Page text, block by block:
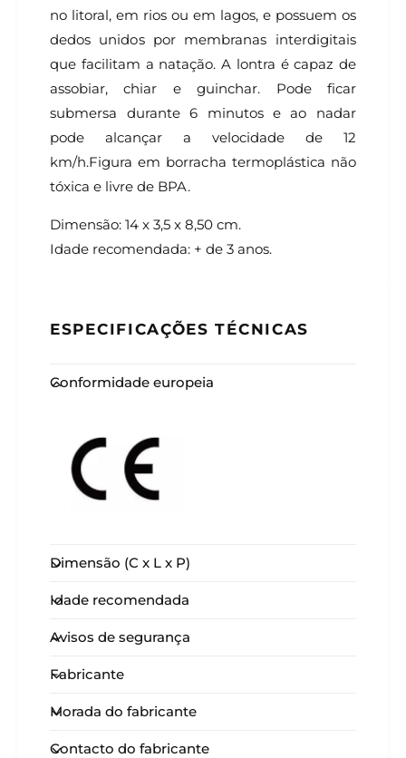
no litoral, em rios ou em lagos, e possuem os
dedos unidos por membranas interdigitais
que facilitam a natação. A lontra é capaz de
assobiar, chiar e guinchar. Pode ficar
submersa durante 6 minutos e ao nadar
pode alcançar a velocidade de 12
km/h.Figura em borracha termoplástica não
tóxica e livre de BPA.
Dimensão: 14 x 3,5 x 8,50 cm.
Idade recomendada: + de 3 anos.
ESPECIFICAÇÕES TÉCNICAS
Conformidade europeia
Dimensão (C x L x P)
Idade recomendada
Avisos de segurança
Fabricante
Morada do fabricante
Contacto do fabricante